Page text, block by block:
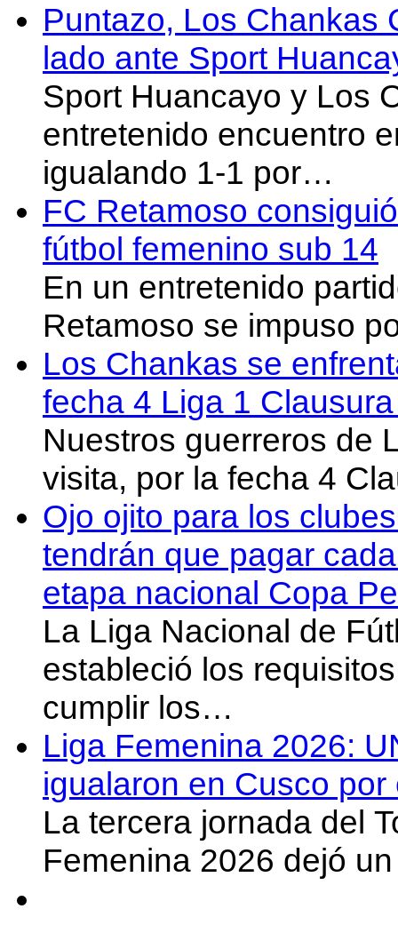
Puntazo, Los Chankas
lado ante Sport
Sport Huancayo y Los
entretenido encuentro
igualando 1-1 por…
FC Retamoso
fútbol femenino sub 14
En un entretenido
Retamoso se impuso
Los Chankas se
fecha 4 Liga 1
Nuestros guerreros de
visita, por la fecha 4
Ojo ojito para los
tendrán que pagar
etapa nacional Copa
La Liga Nacional de
estableció los
cumplir los…
Liga Femenina 2026:
igualaron en Cusco
La tercera jornada del
Femenina 2026 dejó